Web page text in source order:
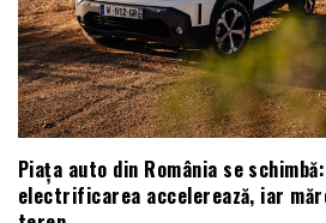
Piața auto din România se
electrificarea accelerează, iar